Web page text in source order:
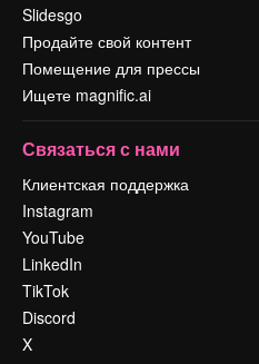
Slidesgo
Продайте свой контент
Помещение для прессы
Ищете magnific.ai
Связаться с нами
Клиентская поддержка
Instagram
YouTube
LinkedIn
TikTok
Discord
X